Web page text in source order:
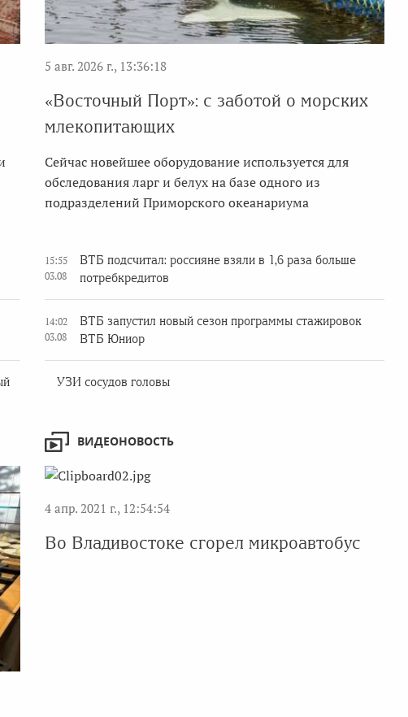
5 авг. 2026 г., 13:36:18
«Восточный Порт»: с заботой о морских
млекопитающих
Сейчас новейшее оборудование используется для
обследования ларг и белух на базе одного из
подразделений Приморского океанариума
15:55
03.08
ВТБ подсчитал: россияне взяли в 1,6 раза больше
потребкредитов
14:02
03.08
ВТБ запустил новый сезон программы стажировок
ВТБ Юниор
УЗИ сосудов головы
ВИДЕОНОВОСТЬ
4 апр. 2021 г., 12:54:54
Во Владивостоке сгорел микроавтобус